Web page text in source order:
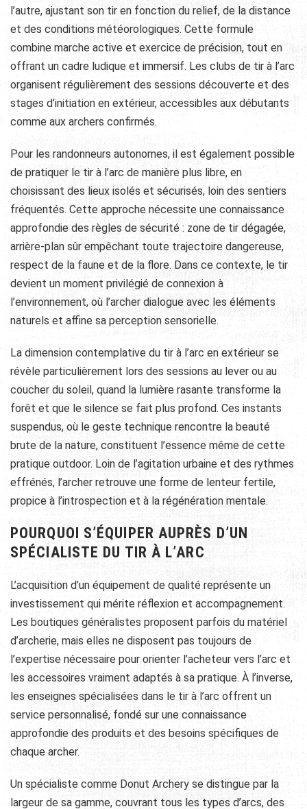
l’autre, ajustant son tir en fonction du relief, de la distance
et des conditions météorologiques. Cette formule
combine marche active et exercice de précision, tout en
offrant un cadre ludique et immersif. Les clubs de tir à l’arc
organisent régulièrement des sessions découverte et des
stages d’initiation en extérieur, accessibles aux débutants
comme aux archers confirmés.
Pour les randonneurs autonomes, il est également possible
de pratiquer le tir à l’arc de manière plus libre, en
choisissant des lieux isolés et sécurisés, loin des sentiers
fréquentés. Cette approche nécessite une connaissance
approfondie des règles de sécurité : zone de tir dégagée,
arrière-plan sûr empêchant toute trajectoire dangereuse,
respect de la faune et de la flore. Dans ce contexte, le tir
devient un moment privilégié de connexion à
l’environnement, où l’archer dialogue avec les éléments
naturels et affine sa perception sensorielle.
La dimension contemplative du tir à l’arc en extérieur se
révèle particulièrement lors des sessions au lever ou au
coucher du soleil, quand la lumière rasante transforme la
forêt et que le silence se fait plus profond. Ces instants
suspendus, où le geste technique rencontre la beauté
brute de la nature, constituent l’essence même de cette
pratique outdoor. Loin de l’agitation urbaine et des rythmes
effrénés, l’archer retrouve une forme de lenteur fertile,
propice à l’introspection et à la régénération mentale.
POURQUOI S’ÉQUIPER AUPRÈS D’UN
SPÉCIALISTE DU TIR À L’ARC
L’acquisition d’un équipement de qualité représente un
investissement qui mérite réflexion et accompagnement.
Les boutiques généralistes proposent parfois du matériel
d’archerie, mais elles ne disposent pas toujours de
l’expertise nécessaire pour orienter l’acheteur vers l’arc et
les accessoires vraiment adaptés à sa pratique. À l’inverse,
les enseignes spécialisées dans le tir à l’arc offrent un
service personnalisé, fondé sur une connaissance
approfondie des produits et des besoins spécifiques de
chaque archer.
Un spécialiste comme Donut Archery se distingue par la
largeur de sa gamme, couvrant tous les types d’arcs, des